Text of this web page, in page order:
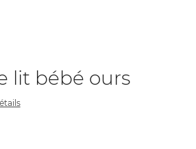
lit bébé ours